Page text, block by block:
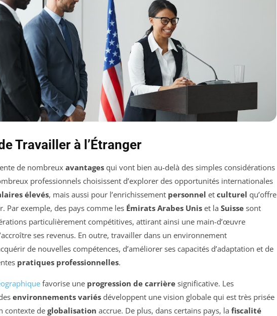
Travailler à l’Étranger
de nombreuxavantages qui vont bien au-delà des simples considérations
professionnels choisissent d’explorer des opportunités internationales
élevés, mais aussi pour l’enrichissement personnel et culturel qu’offre
Par exemple, des pays comme les Émirats Arabes Unis et la Suisse sont
particulièrement compétitives, attirant ainsi une main-d’œuvre
ses revenus. En outre, travailler dans un environnement
de nouvelles compétences, d’améliorer ses capacités d’adaptation et de
pratiques professionnelles.
favorise une progression de carrière significative. Les
environnements variés développent une vision globale qui est très prisée
contexte de globalisation accrue. De plus, dans certains pays, la fiscalité